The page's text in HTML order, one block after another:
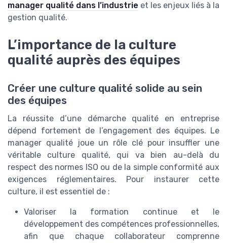
manager qualité dans l’industrie et les enjeux liés à la
gestion qualité.
L’importance de la culture
qualité auprès des équipes
Créer une culture qualité solide au sein
des équipes
La réussite d’une démarche qualité en entreprise
dépend fortement de l’engagement des équipes. Le
manager qualité joue un rôle clé pour insuffler une
véritable culture qualité, qui va bien au-delà du
respect des normes ISO ou de la simple conformité aux
exigences réglementaires. Pour instaurer cette
culture, il est essentiel de :
Valoriser la formation continue et le
développement des compétences professionnelles,
afin que chaque collaborateur comprenne